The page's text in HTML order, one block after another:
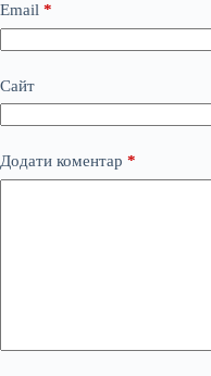
Email *
Сайт
Додати коментар *